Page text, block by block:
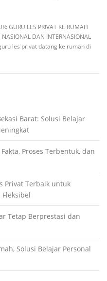
GURU LES PRIVAT KE RUMAH
DAN INTERNASIONAL
les privat datang ke rumah di
Barat: Solusi Belajar
Proses Terbentuk, dan
Privat Terbaik untuk
Tetap Berprestasi dan
Solusi Belajar Personal